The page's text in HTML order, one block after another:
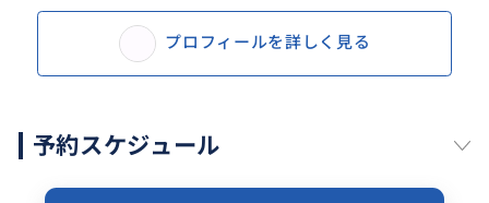
プロフィールを詳しく見る
予約スケジュール